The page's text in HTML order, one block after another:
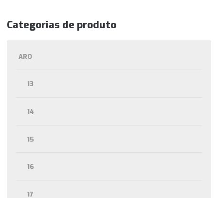
Categorias de produto
ARO
13
14
15
16
17